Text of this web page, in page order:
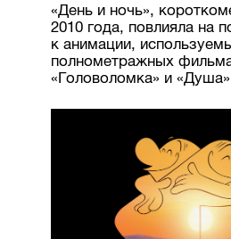
«День и ночь»,
2010 года, повлияла на
к анимации,
полнометражных
«Головоломка» и «Душа»